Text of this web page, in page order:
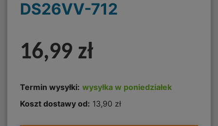
DS26VV-712
16,99 zł
Termin wysyłki: wysyłka w poniedziałek
Koszt dostawy od: 13,90 zł